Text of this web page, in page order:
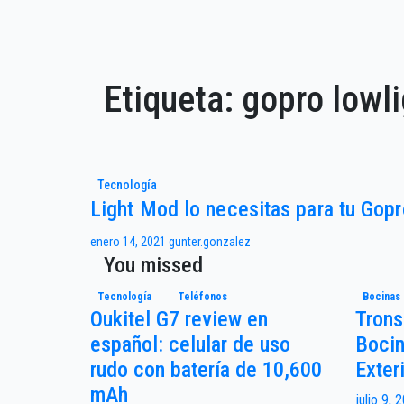
Etiqueta: gopro
Tecnología
Light Mod lo necesitas para tu
enero 14, 2021 gunter.gonzalez
You missed
Tecnología Teléfonos
Oukitel G7 review en
español: celular de uso
rudo con batería de 10,600
mAh
Bocinas
julio 9,